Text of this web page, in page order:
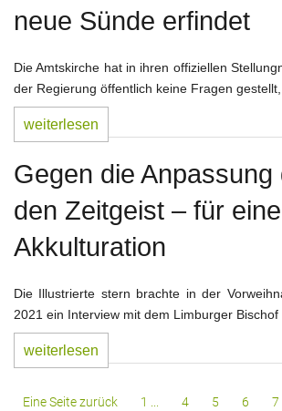
neue Sünde erfindet
Die Amtskirche hat in ihren offiziellen
der Regierung öffentlich keine Fragen gestellt,
weiterlesen
Gegen die
den Zeitgeist – für
Akkulturation
Die Illustrierte stern brachte in der
2021 ein Interview mit dem Limburger Bischof
weiterlesen
Eine Seite zurück 1 ... 4 5 6 7